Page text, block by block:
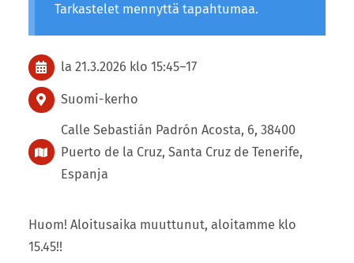
Tarkastelet mennyttä tapahtumaa.
la 21.3.2026 klo 15:45–17
Suomi-kerho
Calle Sebastián Padrón Acosta, 6, 38400
Puerto de la Cruz, Santa Cruz de Tenerife,
Espanja
Huom! Aloitusaika muuttunut, aloitamme klo
15.45!!